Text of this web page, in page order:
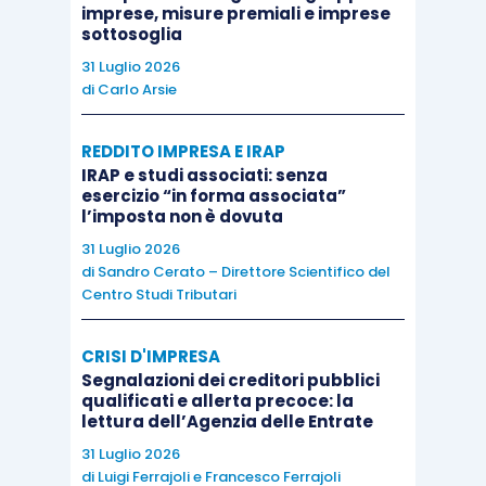
La tecnologia potrà sicuramente aiutarci, come
professionisti, a liberarci da incombenze
attualmente richiedono solo tempo, piuttosto che
attenzione. Penso all’analisi dei dati economici e
finanziari, alle ricerche sulle banche-dati, allo
sviluppo dei processi di controllo aziendale.
Quello di cui non potremo mai fare a meno, però,
che è anche ciò che caratterizza la nostra
professione, è il
esclusivo con il cliente, che ogni collega
concepisce e cura a suo modo e chenon potrà
mai essere sostituito da nessun algoritmo
solo dalla singolarità del rapporto interpersonale
imprese, misure premiali e imprese
sottosoglia
31 Luglio 2026
di Carlo Arsie
REDDITO IMPRESA E IRAP
IRAP e studi associati: senza
esercizio “in forma associata”
l’imposta non è dovuta
31 Luglio 2026
di Sandro Cerato – Direttore Scientifico del
Centro Studi Tributari
CRISI D'IMPRESA
Segnalazioni dei creditori pubblici
qualificati e allerta precoce: la
lettura dell’Agenzia delle Entrate
31 Luglio 2026
di Luigi Ferrajolie Francesco Ferrajoli